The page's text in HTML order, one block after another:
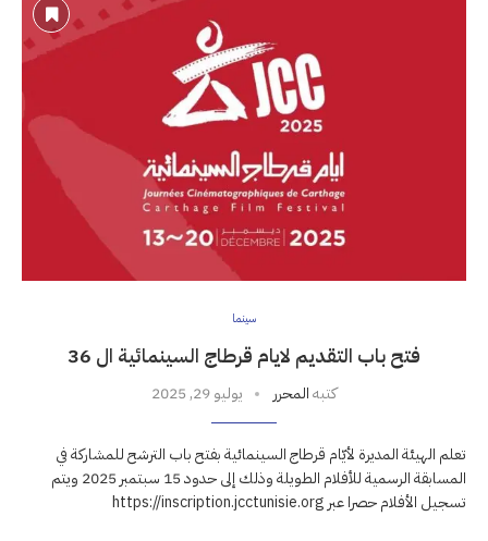
سينما
فتح باب التقديم لايام قرطاج السينمائية ال 36
كتبهالمحرر يوليو 29, 2025
تعلم الهيئة المديرة لأيّام قرطاج السينمائية بفتح باب الترشح للمشاركة في
المسابقة الرسمية للأفلام الطويلة وذلك إلى حدود 15 سبتمبر 2025 ويتم
تسجيل الأفلام حصرا عبر https://inscription.jcctunisie.org